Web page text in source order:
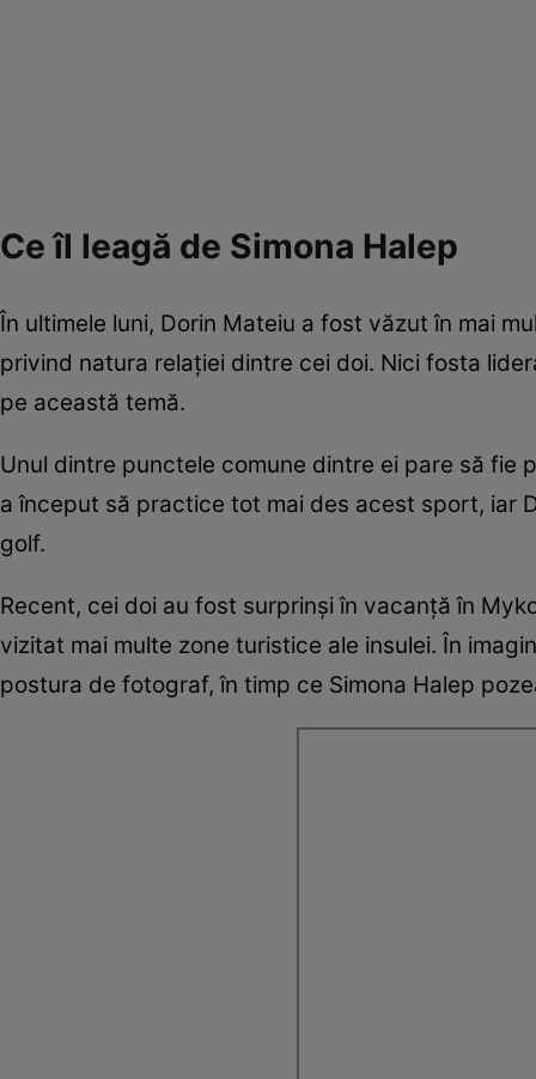
Ce îl leagă de Simona Halep
În ultimele luni, Dorin Mateiu a fost văzut în mai
privind natura relației dintre cei doi. Nici fosta
pe această temă.
Unul dintre punctele comune dintre ei pare să fie
a început să practice tot mai des acest sport, iar
golf.
Recent, cei doi au fost surprinși în vacanță în
vizitat mai multe zone turistice ale insulei. În
postura de fotograf, în timp ce Simona Halep